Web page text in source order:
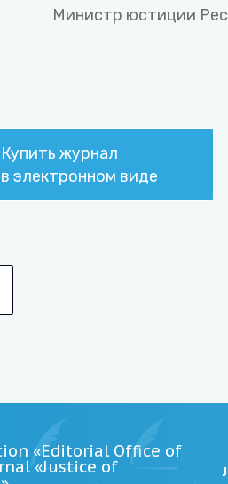
Министр юстиции
Купить журнал
в электронном виде
«Editorial Office of
«Justice of